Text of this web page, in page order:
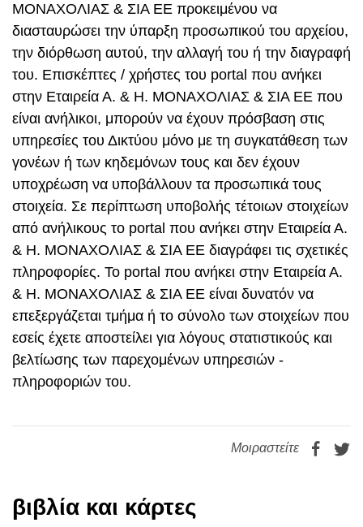
ΜΟΝΑΧΟΛΙΑΣ & ΣΙΑ ΕΕ προκειμένου να
διασταυρώσει την ύπαρξη προσωπικού του αρχείου,
την διόρθωση αυτού, την αλλαγή του ή την διαγραφή
του. Επισκέπτες / χρήστες του portal που ανήκει
στην Εταιρεία Α. & Η. ΜΟΝΑΧΟΛΙΑΣ & ΣΙΑ ΕΕ που
είναι ανήλικοι, μπορούν να έχουν πρόσβαση στις
υπηρεσίες του Δικτύου μόνο με τη συγκατάθεση των
γονέων ή των κηδεμόνων τους και δεν έχουν
υποχρέωση να υποβάλλουν τα προσωπικά τους
στοιχεία. Σε περίπτωση υποβολής τέτοιων στοιχείων
από ανήλικους το portal που ανήκει στην Εταιρεία Α.
& Η. ΜΟΝΑΧΟΛΙΑΣ & ΣΙΑ ΕΕ διαγράφει τις σχετικές
πληροφορίες. Το portal που ανήκει στην Εταιρεία Α.
& Η. ΜΟΝΑΧΟΛΙΑΣ & ΣΙΑ ΕΕ είναι δυνατόν να
επεξεργάζεται τμήμα ή το σύνολο των στοιχείων που
εσείς έχετε αποστείλει για λόγους στατιστικούς και
βελτίωσης των παρεχομένων υπηρεσιών -
πληροφοριών του.
Μοιραστείτε
βιβλία και κάρτες